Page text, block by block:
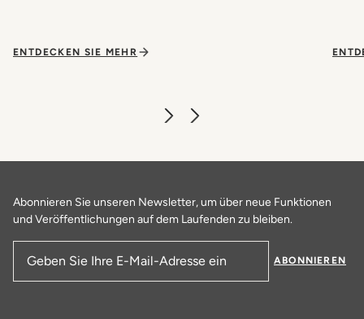
ENTDECKEN SIE MEHR
Abonnieren Sie unseren Newsletter, um über neue Funktionen
und Veröffentlichungen auf dem Laufenden zu bleiben.
E-Mail-Adresse
ABONNIEREN